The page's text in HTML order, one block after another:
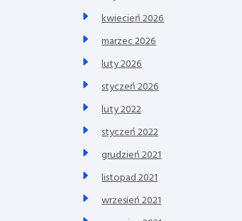
kwiecień 2026
marzec 2026
luty 2026
styczeń 2026
luty 2022
styczeń 2022
grudzień 2021
listopad 2021
wrzesień 2021